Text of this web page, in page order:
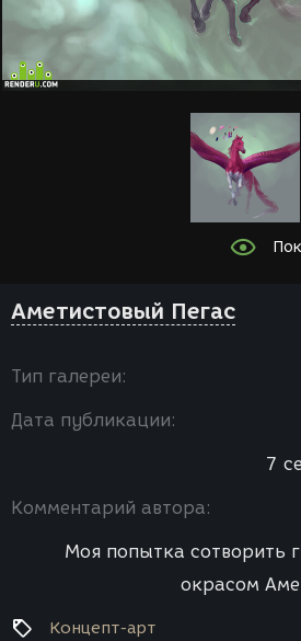
Аметистовый Пегас
Тип галереи:
Дата публикации:
7
Комментарий автора:
Моя попытка сотворить
окрасом
Концепт-арт